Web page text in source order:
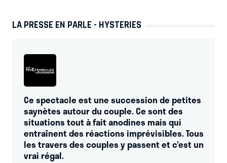
LA PRESSE EN PARLE - HYSTERIES
Ce spectacle est une succession de petites
saynètes autour du couple. Ce sont des
situations tout à fait anodines mais qui
entraînent des réactions imprévisibles. Tous
les travers des couples y passent et c’est un
vrai régal.